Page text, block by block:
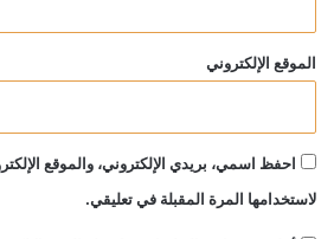
الموقع الإلكتروني
احفظ اسمي، بريدي الإلكتروني، والموقع
لاستخدامها المرة المقبلة في تعليقي.